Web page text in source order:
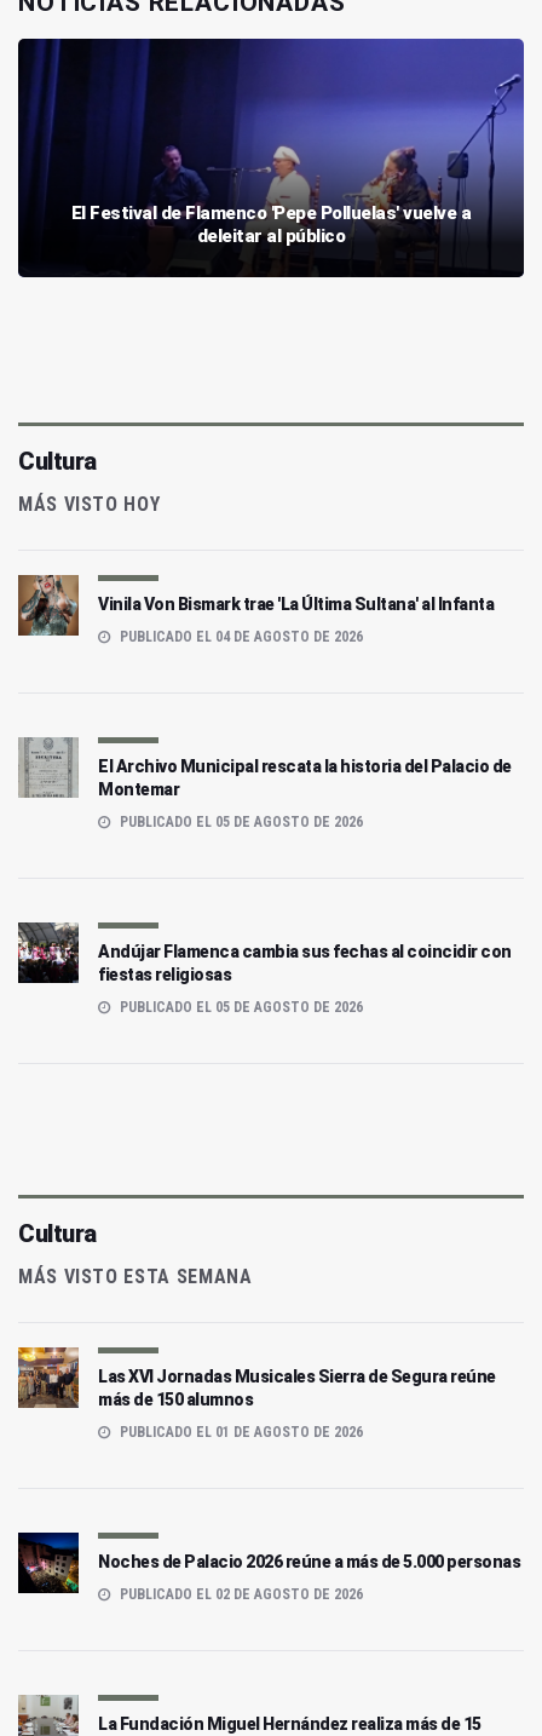
El Festival de Flamenco 'Pepe Polluelas' vuelve a
deleitar al público
Cultura
MÁS VISTO HOY
Vinila Von Bismark trae 'La Última Sultana' al Infanta
PUBLICADO EL 04 DE AGOSTO DE 2026
El Archivo Municipal rescata la historia del Palacio de
Montemar
PUBLICADO EL 05 DE AGOSTO DE 2026
Andújar Flamenca cambia sus fechas al coincidir con
fiestas religiosas
PUBLICADO EL 05 DE AGOSTO DE 2026
Cultura
MÁS VISTO ESTA SEMANA
Las XVI Jornadas Musicales Sierra de Segura reúne
más de 150 alumnos
PUBLICADO EL 01 DE AGOSTO DE 2026
Noches de Palacio 2026 reúne a más de 5.000 personas
PUBLICADO EL 02 DE AGOSTO DE 2026
La Fundación Miguel Hernández realiza más de 15